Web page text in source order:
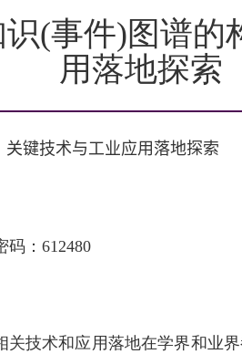
识(事件)图谱
用落地探索
键技术与工业应用落地探索
码：612480
关技术和应用落地在学界和业